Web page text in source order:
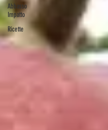
Abbasso
Impatto
Ricette